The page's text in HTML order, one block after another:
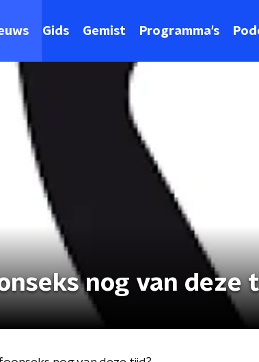
Gids Gemist Programma's
nog van deze